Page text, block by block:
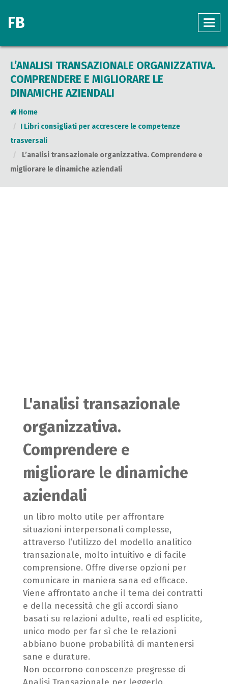
FB
L’ANALISI TRANSAZIONALE ORGANIZZATIVA.
COMPRENDERE E MIGLIORARE LE
DINAMICHE AZIENDALI
Home
I Libri consigliati per accrescere le competenze
trasversali
L’analisi transazionale organizzativa. Comprendere e
migliorare le dinamiche aziendali
L'analisi transazionale
organizzativa.
Comprendere e
migliorare le dinamiche
aziendali
un libro molto utile per affrontare
situazioni interpersonali complesse,
attraverso l’utilizzo del modello analitico
transazionale, molto intuitivo e di facile
comprensione. Offre diverse opzioni per
comunicare in maniera sana ed efficace.
Viene affrontato anche il tema dei contratti
e della necessità che gli accordi siano
basati su relazioni adulte, reali ed esplicite,
unico modo per far sì che le relazioni
abbiano buone probabilità di mantenersi
sane e durature.
Non occorrono conoscenze pregresse di